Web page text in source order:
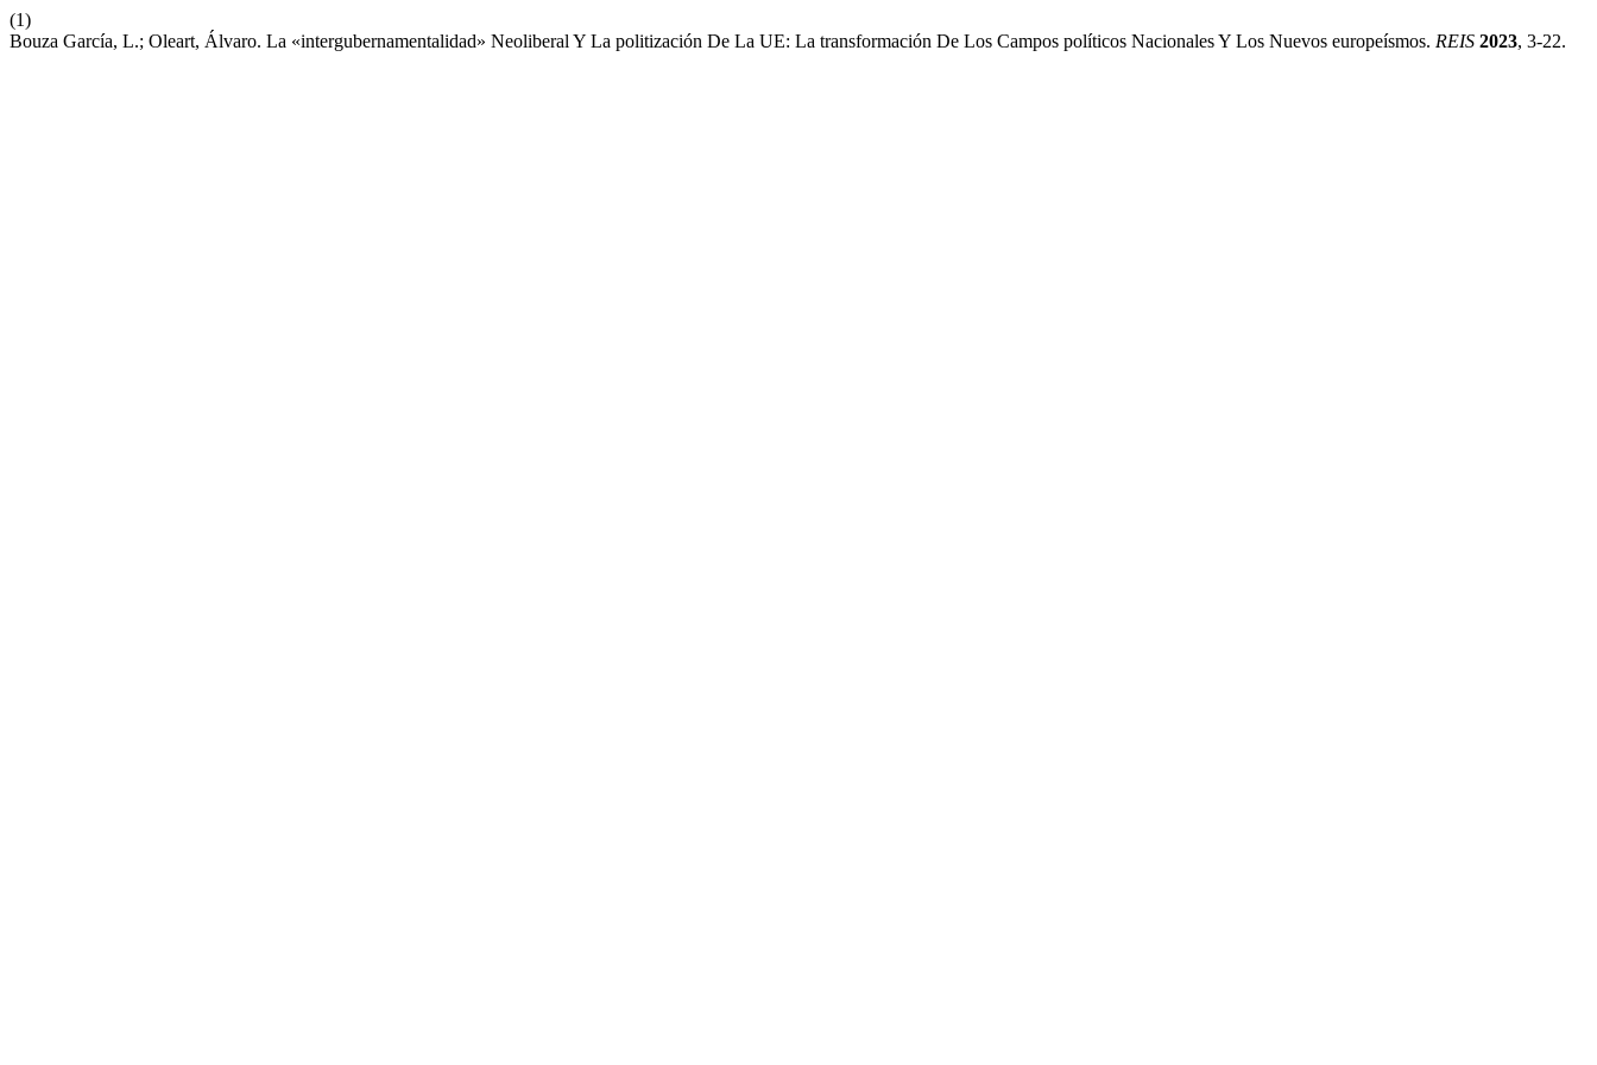
(1)
Bouza García, L.; Oleart, Álvaro. La «intergubernamentalidad» Neoliberal Y La politización De La UE: La transformación De Los Campos políticos Nacionales Y Los Nuevos europeísmos. REIS 2023, 3-22.